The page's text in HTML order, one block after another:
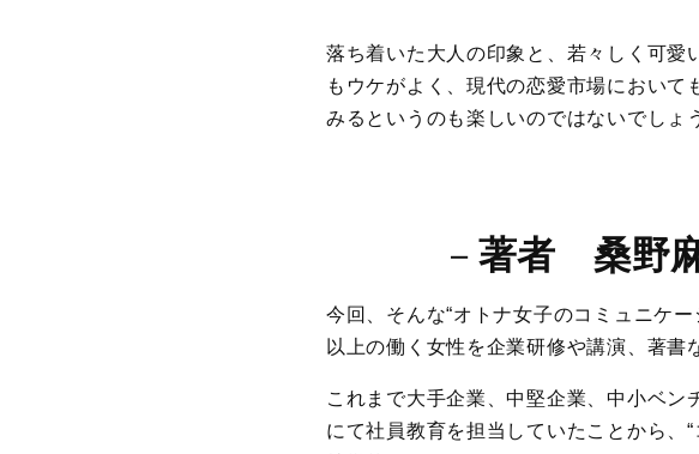
落ち着いた大人の印象と、若々しく可愛
もウケがよく、現代の恋愛市場におい
みるというのも楽しいのではないでしょ
－ 著者 桑野
今回、そんな“オトナ女子のコミュニケ
以上の働く女性を企業研修や講演、著書
これまで大手企業、中堅企業、中小ベ
にて社員教育を担当していたことから、